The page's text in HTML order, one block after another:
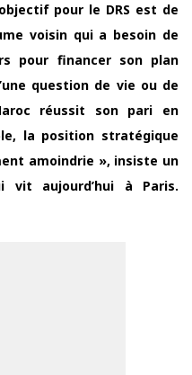
pour le DRS est de
voisin qui a besoin de
pour financer son plan
question de vie ou de
réussit son pari en
la position stratégique
amoindrie », insiste un
vit aujourd’hui à Paris.